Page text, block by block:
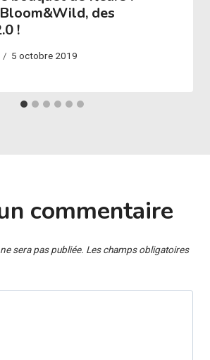
des
!
5 octobre 2019
commentaire
sera pas publiée. Les champs obligatoires